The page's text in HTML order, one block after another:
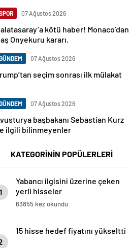
07 Ağustos 2026
kötü haber! Monaco’dan
Onyekuru kararı.
07 Ağustos 2026
seçim sonrası ilk mülakat
07 Ağustos 2026
başbakanı Sebastian Kurz
ilgili bilinmeyenler
KATEGORİNİN POPÜLERLERİ
1
Yabancı ilgisini üzerine çeken
yerli hisseler
63855 kez okundu
15 hisse hedef fiyatını yükseltti